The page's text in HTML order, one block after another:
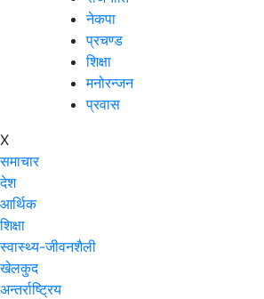
नेकपा
प्रचण्ड
शिक्षा
मनोरन्जन
प्रवास
X
समाचार
देश
आर्थिक
शिक्षा
स्वास्थ्य-जीवनशैली
खेलकुद
अन्तर्राष्ट्रिय